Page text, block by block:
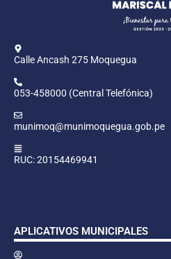
Calle Ancash 275 Moquegua
053-458000 (Central Telefónica)
munimoq@munimoquegua.gob.pe
RUC: 20154469941
APLICATIVOS MUNICIPALES